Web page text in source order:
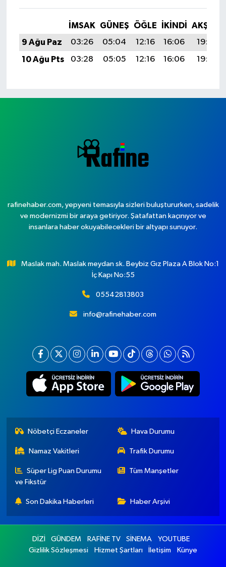
İMSAK GÜNEŞ ÖĞLE İKINDI
AKŞAM
9 Ağu Paz
03:26 05:04 12:16 16:06
19:18
10 Ağu Pts
03:28 05:05 12:16 16:06 19:17
rafinehaber.com, yepyeni temasıyla sizleri buluştururken, sadelik
ve modernizmi bir araya getiriyor. Şatafattan kaçınıyor ve
insanlara haber okuyabilecekleri bir altyapı sunuyor.
Maslak mah. Maslak meydan sk. Beybiz Gız Plaza A Blok No:1
İç Kapı No:55
05542813803
info@rafinehaber.com
Nöbetçi Eczaneler Hava Durumu
Namaz Vakitleri Trafik Durumu
Süper Lig Puan Durumu
ve Fikstür
Tüm Manşetler
Son Dakika Haberleri Haber Arşivi
DİZİ GÜNDEM RAFİNE TV SİNEMA
YOUTUBE
Gizlilik Sözleşmesi
Hizmet Şartları İletişim Künye